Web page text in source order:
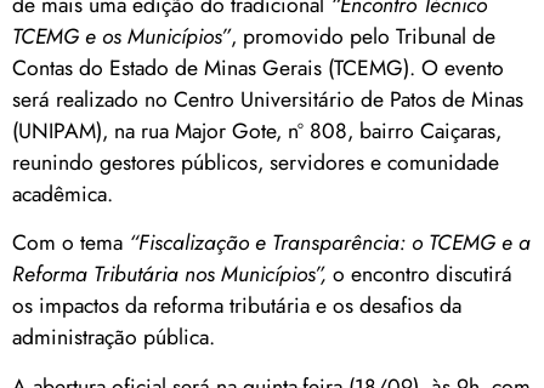
TCEMG e os Municípios”, promovido pelo Tribunal de
Contas do Estado de Minas Gerais (TCEMG). O evento
será realizado no Centro Universitário de Patos de Minas
(UNIPAM), na rua Major Gote, nº 808, bairro Caiçaras,
reunindo gestores públicos, servidores e comunidade
acadêmica.
Com o tema “Fiscalização e Transparência: o TCEMG e a
Reforma Tributária nos Municípios”, o encontro discutirá
os impactos da reforma tributária e os desafios da
administração pública.